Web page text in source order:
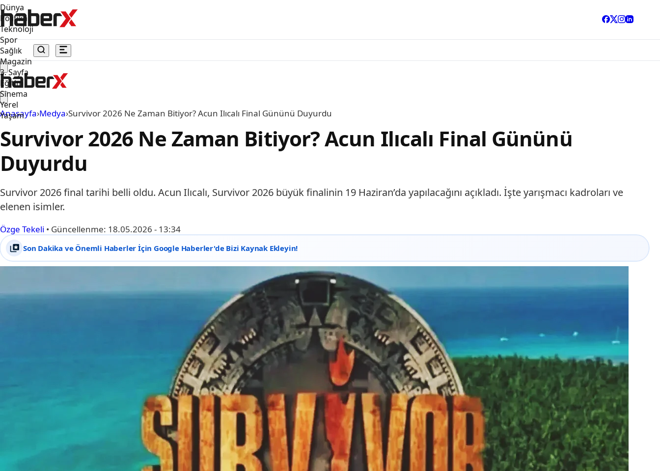
Dünya
Politika
Teknoloji
Spor
Sağlık
Magazin
3. Sayfa
Eğitim
Sinema
Yerel
Yaşam
Anasayfa›Medya›Survivor 2026 Ne Zaman Bitiyor? Acun Ilıcalı Final Gününü Duyurdu
Survivor 2026 Ne Zaman Bitiyor? Acun Ilıcalı Final Gününü
Duyurdu
Survivor 2026 final tarihi belli oldu. Acun Ilıcalı, Survivor 2026 büyük finalinin 19 Haziran’da yapılacağını açıkladı. İşte yarışmacı kadroları ve
elenen isimler.
Özge Tekeli • Güncellenme: 18.05.2026 - 13:34
Son Dakika ve Önemli Haberler İçin Google Haberler'de Bizi Kaynak Ekleyin!